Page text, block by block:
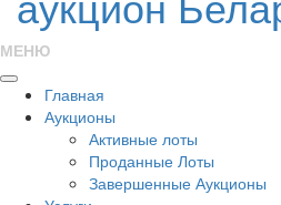
МЕНЮ
Главная
Аукционы
Активные лоты
Проданные Лоты
Завершенные Аукционы